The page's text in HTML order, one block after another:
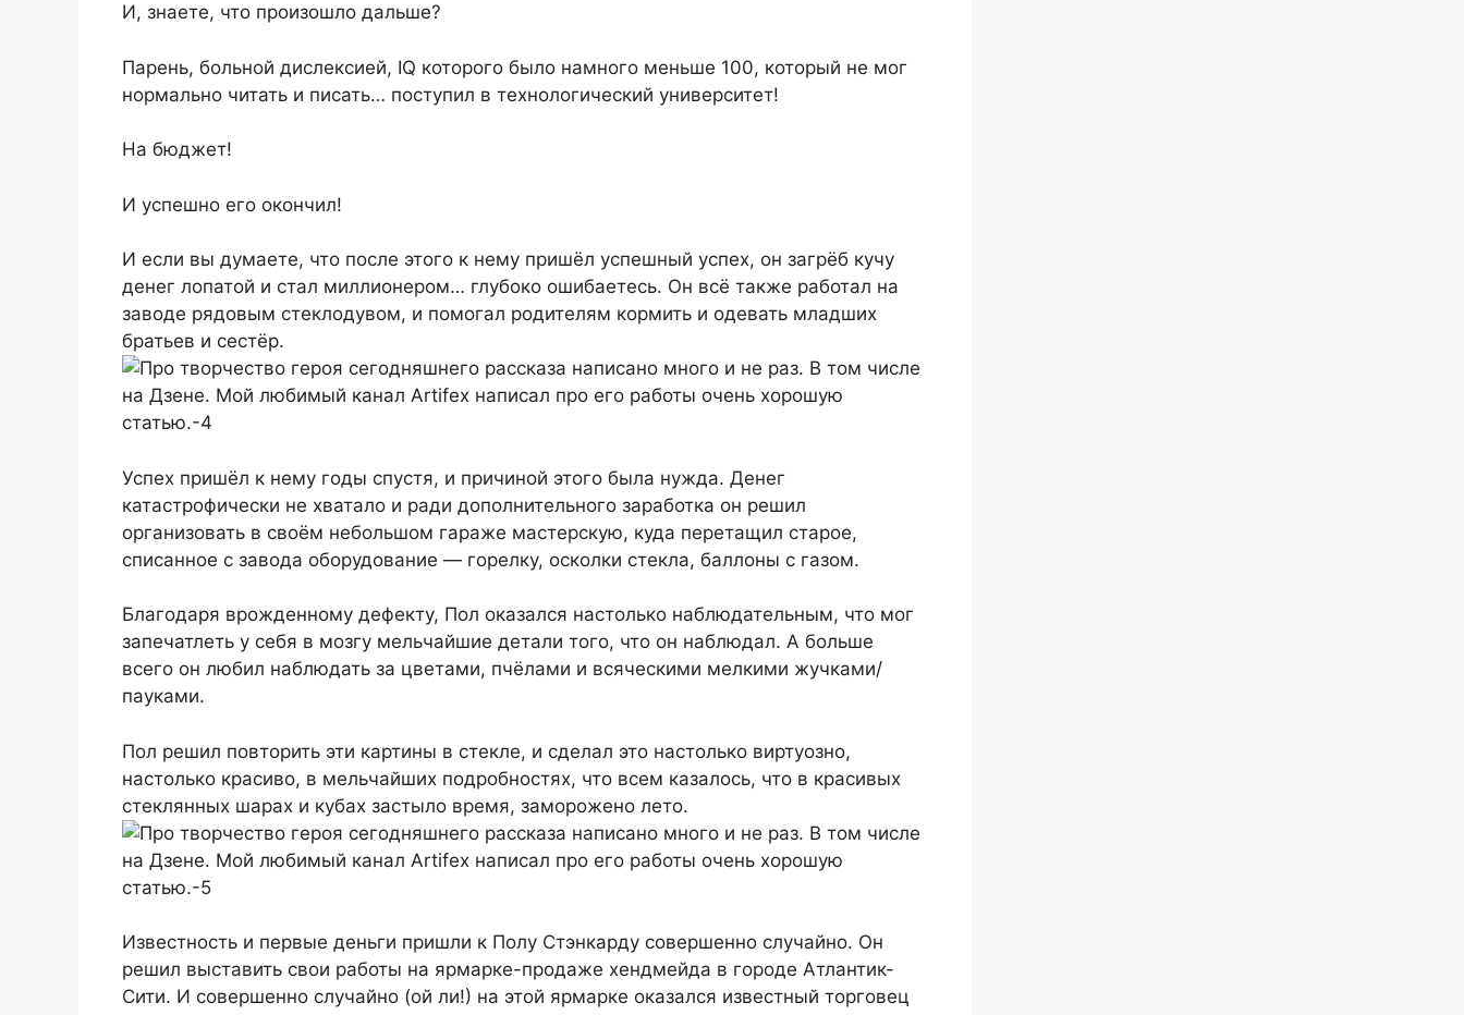
И, знаете, что произошло дальше?
Парень, больной дислексией, IQ которого было намного меньше 100, который не мог
нормально читать и писать… поступил в технологический университет!
На бюджет!
И успешно его окончил!
И если вы думаете, что после этого к нему пришёл успешный успех, он загрёб кучу
денег лопатой и стал миллионером… глубоко ошибаетесь. Он всё также работал на
заводе рядовым стеклодувом, и помогал родителям кормить и одевать младших
братьев и сестёр.
Успех пришёл к нему годы спустя, и причиной этого была нужда. Денег
катастрофически не хватало и ради дополнительного заработка он решил
организовать в своём небольшом гараже мастерскую, куда перетащил старое,
списанное с завода оборудование — горелку, осколки стекла, баллоны с газом.
Благодаря врожденному дефекту, Пол оказался настолько наблюдательным, что мог
запечатлеть у себя в мозгу мельчайшие детали того, что он наблюдал. А больше
всего он любил наблюдать за цветами, пчёлами и всяческими мелкими жучками/
пауками.
Пол решил повторить эти картины в стекле, и сделал это настолько виртуозно,
настолько красиво, в мельчайших подробностях, что всем казалось, что в красивых
стеклянных шарах и кубах застыло время, заморожено лето.
Известность и первые деньги пришли к Полу Стэнкарду совершенно случайно. Он
решил выставить свои работы на ярмарке-продаже хендмейда в городе Атлантик-
Сити. И совершенно случайно (ой ли!) на этой ярмарке оказался известный торговец